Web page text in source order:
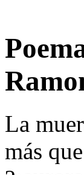
La
más